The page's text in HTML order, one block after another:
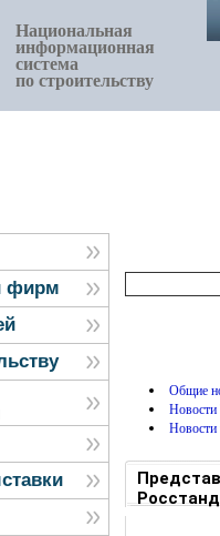
Национальная
информационная
система
по строительству
фирм
Общие
Новости